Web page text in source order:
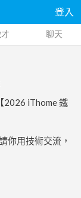
登入
聊天
2026 iThome 鐵
你用技術交流，